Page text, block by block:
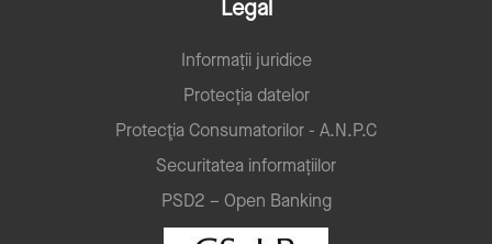
Legal
Informații juridice
Protecția datelor
Protecţia Consumatorilor - A.N.P.C
Securitatea informațiilor
PSD2 – Open Banking